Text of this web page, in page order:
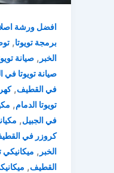
افضل ورشة
برمجة تويوتا,
الخبر , صيانة
صيانة تويوتا في
في القطيف,
تويوتا الدمام,
في الجبيل,
كروزر في
الخبر , ميكانيكي
القطيف,